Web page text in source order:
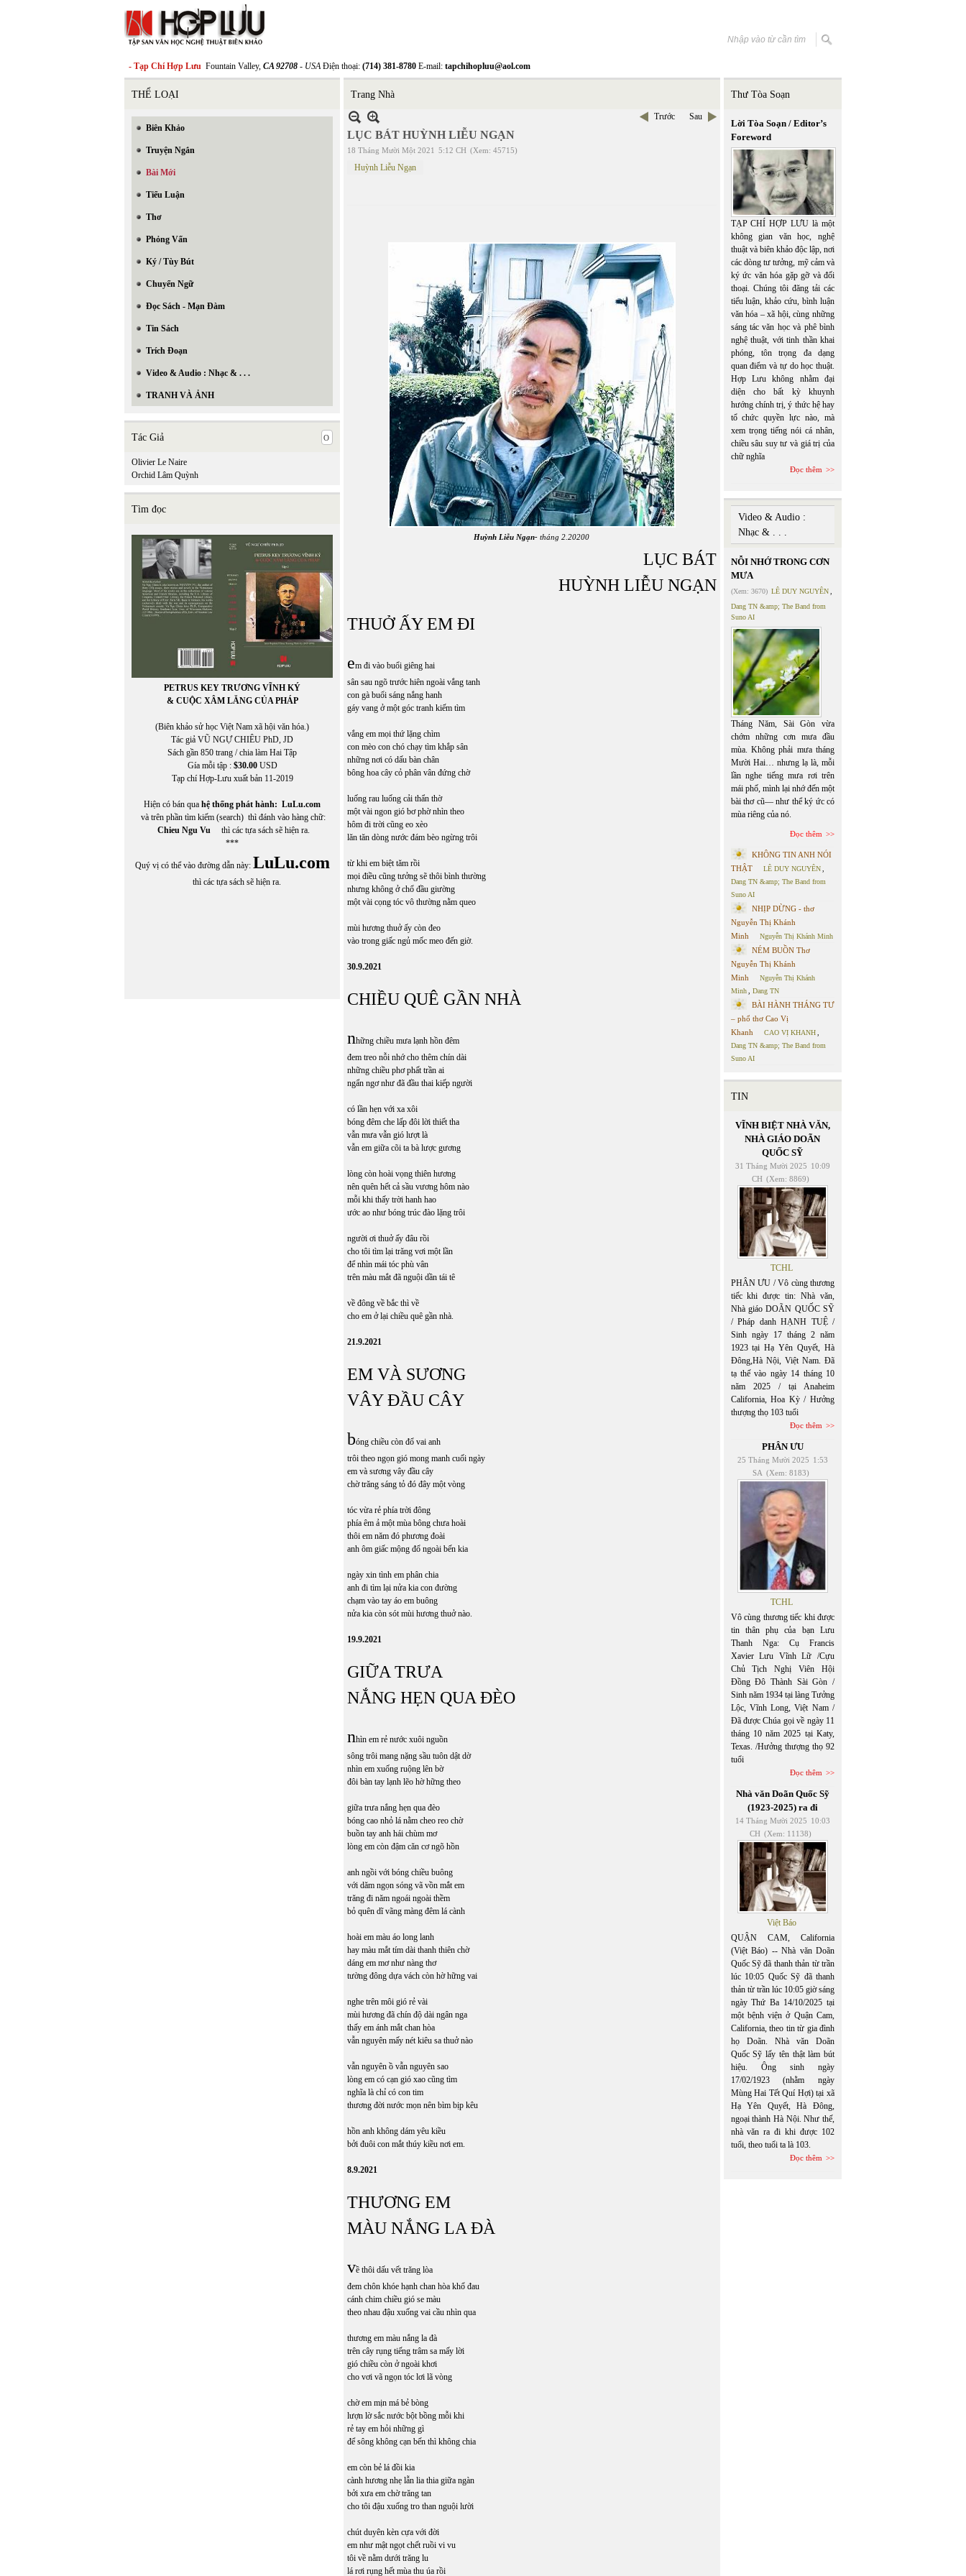
- Tạp Chí Hợp Lưu Fountain Valley, CA 92708 - USAĐiện thoại: (714) 381-8780 E-mail: tapchihopluu@aol.com
THỂ LOẠI
Biên Khảo
Truyện Ngắn
Bài Mới
Tiểu Luận
Thơ
Phỏng Vấn
Ký / Tùy Bút
Chuyển Ngữ
Đọc Sách - Mạn Đàm
Tin Sách
Trích Đoạn
Video & Audio : Nhạc & . . .
TRANH VÀ ẢNH
Tác Giả
Olivier Le Naire
Orchid Lâm Quỳnh
Tìm đọc
PETRUS KEY TRƯƠNG VĨNH KÝ
& CUỘC XÂM LĂNG CỦA PHÁP
(Biên khảo sử học Việt Nam xã hội văn hóa.)
Tác giả VŨ NGỰ CHIÊU PhD, JD
Sách gần 850 trang / chia làm Hai Tập
Gía mỗi tập : $30.00USD
Tạp chí Hợp-Lưu xuất bản 11-2019
Hiện có bán qua hệ thống phát hành: LuLu.com
và trên phần tìm kiếm (search) thì đánh vào hàng chữ:
Chieu Ngu Vu thì các tựa sách sẽ hiện ra.
***
Quý vị có thể vào đường dẫn này: LuLu.com
thì các tựa sách sẽ hiện ra.
Trang Nhà
Trước Sau
LỤC BÁT HUỲNH LIỄU NGẠN
18 Tháng Mười Một 2021 5:12 CH (Xem: 45715)
Huỳnh Liễu Ngạn
Huỳnh Liễu Ngạn- tháng 2.20200
LỤC BÁT
HUỲNH LIỄU NGẠN
THUỞ ẤY EM ĐI
em đi vào buổi giêng hai
sân sau ngõ trước hiên ngoài vắng tanh
con gà buổi sáng nắng hanh
gáy vang ở một góc tranh kiếm tìm
vắng em mọi thứ lặng chìm
con mèo con chó chạy tìm khắp sân
những nơi có dấu bàn chân
bông hoa cây cỏ phân vân đứng chờ
luống rau luống cải thẩn thờ
một vài ngon gió bơ phờ nhìn theo
hôm đi trời cũng eo xèo
lăn tăn dòng nước đám bèo ngừng trôi
từ khi em biệt tăm rồi
mọi điều cũng tưởng sẽ thôi bình thường
nhưng không ở chổ đầu giường
một vài cọng tóc vô thường nằm queo
mùi hương thuở ấy còn đeo
vào trong giấc ngủ mốc meo đến giờ.
30.9.2021
CHIỀU QUÊ GẦN NHÀ
những chiều mưa lạnh hồn đêm
đem treo nỗi nhớ cho thêm chín dài
những chiều phơ phất trần ai
ngẩn ngơ như đã đầu thai kiếp người
có lần hẹn với xa xôi
bóng đêm che lấp đôi lời thiết tha
vẫn mưa vẫn gió lượt là
vẫn em giữa cõi ta bà lược gương
lòng còn hoài vọng thiên hương
nên quên hết cả sầu vương hôm nào
mỗi khi thấy trời hanh hao
ước ao như bóng trúc đào lặng trôi
người ơi thuở ấy đâu rồi
cho tôi tìm lại trăng vơi một lần
để nhìn mái tóc phù vân
trên màu mắt đã nguội dần tái tê
về đông về bắc thì về
cho em ở lại chiều quê gần nhà.
21.9.2021
EM VÀ SƯƠNG
VÂY ĐẦU CÂY
bóng chiều còn đổ vai anh
trôi theo ngọn gió mong manh cuối ngày
em và sương vây đầu cây
chờ trăng sáng tỏ đó đây một vòng
tóc vừa rẻ phía trời đông
phía êm ả một mùa bông chưa hoài
thôi em năm đó phương đoài
anh ôm giấc mộng đổ ngoài bến kia
ngày xin tình em phân chia
anh đi tìm lại nửa kia con đường
chạm vào tay áo em buông
nửa kia còn sót mùi hương thuở nào.
19.9.2021
GIỮA TRƯA
NẮNG HẸN QUA ĐÈO
nhìn em rẻ nước xuôi nguồn
sông trôi mang nặng sầu tuôn dật dờ
nhìn em xuống ruộng lên bờ
đôi bàn tay lạnh lẽo hờ hững theo
giữa trưa nắng hẹn qua đèo
bóng cao nhỏ lá nằm cheo reo chờ
buồn tay anh hái chùm mơ
lòng em còn đậm căn cơ ngõ hồn
anh ngồi với bóng chiều buông
với dăm ngọn sóng vã vồn mắt em
trăng đi năm ngoái ngoài thềm
bỏ quên dĩ vãng màng đêm lá cành
hoài em màu áo long lanh
hay màu mắt tím dài thanh thiên chờ
dáng em mơ như nàng thơ
tường đông dựa vách còn hờ hững vai
nghe trên môi gió rẻ vài
mùi hương đã chín độ dài ngân nga
thấy em ánh mắt chan hòa
vẫn nguyên mấy nét kiêu sa thuở nào
vẫn nguyên ồ vẫn nguyên sao
lòng em có cạn gió xao cũng tìm
nghĩa là chỉ có con tim
thương đời nước mọn nên bìm bịp kêu
hồn anh không dám yêu kiều
bởi đuôi con mắt thúy kiều nơi em.
8.9.2021
THƯƠNG EM
MÀU NẮNG LA ĐÀ
về thôi dấu vết trăng lòa
đem chôn khóe hạnh chan hòa khổ đau
cánh chim chiều gió se màu
theo nhau đậu xuống vai cầu nhìn qua
thương em màu nắng la đà
trên cây rụng tiếng trâm sa mấy lời
gió chiều còn ở ngoài khơi
cho vơi vã ngọn tóc lơi lã vòng
chờ em mịn má bẻ bòng
lượn lờ sắc nước bột bồng mỗi khi
rẻ tay em hỏi những gì
để sông không cạn bến thì không chia
em còn bẻ lá đồi kia
cành hương nhẹ lẫn lia thia giữa ngàn
bởi xưa em chờ trăng tan
cho tôi đậu xuống tro than nguội lười
chút duyên kèn cựa với đời
em như mật ngọt chết ruồi vi vu
tôi về nằm dưới trăng lu
lá rơi rụng hết mùa thu úa rồi
Thư Tòa Soạn
Lời Tòa Soạn / Editor’s
Foreword
TẠP CHÍ HỢP LƯU là một
không gian văn học, nghệ
thuật và biên khảo độc lập, nơi
các dòng tư tưởng, mỹ cảm và
ký ức văn hóa gặp gỡ và đối
thoại. Chúng tôi đăng tải các
tiểu luận, khảo cứu, bình luận
văn hóa – xã hội, cùng những
sáng tác văn học và phê bình
nghệ thuật, với tinh thần khai
phóng, tôn trọng đa dạng
quan điểm và tự do học thuật.
Hợp Lưu không nhằm đại
diện cho bất kỳ khuynh
hướng chính trị, ý thức hệ hay
tổ chức quyền lực nào, mà
xem trọng tiếng nói cá nhân,
chiều sâu suy tư và giá trị của
chữ nghĩa
Đọc thêm
Video & Audio :
Nhạc & . . .
NỖI NHỚ TRONG CƠN
MƯA
(Xem: 3670) LÊ DUY NGUYÊN
Dang TN &amp; The Band from
Suno AI
Tháng Năm, Sài Gòn vừa
chớm những cơn mưa đầu
mùa. Không phải mưa tháng
Mười Hai… nhưng lạ là, mỗi
lần nghe tiếng mưa rơi trên
mái phố, mình lại nhớ đến một
bài thơ cũ— như thể ký ức có
mùa riêng của nó.
Đọc thêm
KHÔNG TIN ANH NÓI
THẬT
LÊ DUY NGUYÊN
Dang TN &amp; The Band from
Suno AI
NHỊP DỪNG - thơ
Nguyễn Thị Khánh
Minh
Nguyễn Thị Khánh Minh
NÉM BUỒN Thơ
Nguyễn Thị Khánh
Minh
Nguyễn Thị Khánh
Minh
Dang TN
BÀI HÀNH THÁNG TƯ
– phổ thơ Cao Vị
Khanh
CAO VỊ KHANH
Dang TN &amp; The Band from
Suno AI
TIN
VĨNH BIỆT NHÀ VĂN,
NHÀ GIÁO DOÃN
QUỐC SỸ
31 Tháng Mười 2025 10:09
CH (Xem: 8869)
TCHL
PHÂN ƯU / Vô cùng thương
tiếc khi được tin: Nhà văn,
Nhà giáo DOÃN QUỐC SỸ
/ Pháp danh HẠNH TUỆ /
Sinh ngày 17 tháng 2 năm
1923 tại Hạ Yên Quyết, Hà
Đông,Hà Nội, Việt Nam. Đã
tạ thế vào ngày 14 tháng 10
năm 2025 / tại Anaheim
California, Hoa Kỳ / Hưởng
thượng thọ 103 tuổi
Đọc thêm
PHÂN ƯU
25 Tháng Mười 2025 1:53
SA (Xem: 8183)
TCHL
Vô cùng thương tiếc khi được
tin thân phụ của bạn Lưu
Thanh Nga: Cụ Francis
Xavier Lưu Vĩnh Lữ /Cựu
Chủ Tịch Nghị Viên Hội
Đồng Đô Thành Sài Gòn /
Sinh năm 1934 tại làng Tưởng
Lộc, Vĩnh Long, Việt Nam /
Đã được Chúa gọi về ngày 11
tháng 10 năm 2025 tại Katy,
Texas. /Hưởng thượng thọ 92
tuổi
Đọc thêm
Nhà văn Doãn Quốc Sỹ
(1923-2025) ra đi
14 Tháng Mười 2025 10:03
CH (Xem: 11138)
Việt Báo
QUẬN CAM, California
(Việt Báo) -- Nhà văn Doãn
Quốc Sỹ đã thanh thản từ trần
lúc 10:05 Quốc Sỹ đã thanh
thản từ trần lúc 10:05 giờ sáng
ngày Thứ Ba 14/10/2025 tại
một bệnh viện ở Quận Cam,
California, theo tin từ gia đình
họ Doãn. Nhà văn Doãn
Quốc Sỹ lấy tên thật làm bút
hiệu. Ông sinh ngày
17/02/1923 (nhằm ngày
Mùng Hai Tết Quí Hợi) tại xã
Hạ Yên Quyết, Hà Đông,
ngoại thành Hà Nội. Như thế,
nhà văn ra đi khi được 102
tuổi, theo tuổi ta là 103.
Đọc thêm